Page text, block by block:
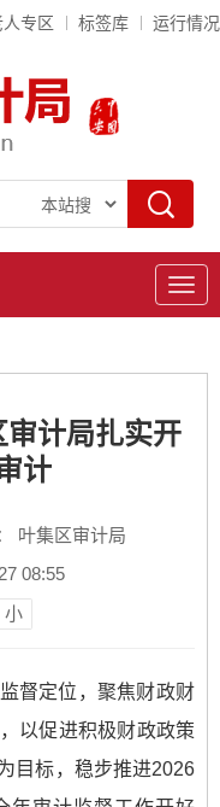
人专区 标签库 运行情况
导
航
计局扎实开
计
叶集区审计局
08:55
小
督定位，聚焦财政财
以促进积极财政政策
目标，稳步推进2026